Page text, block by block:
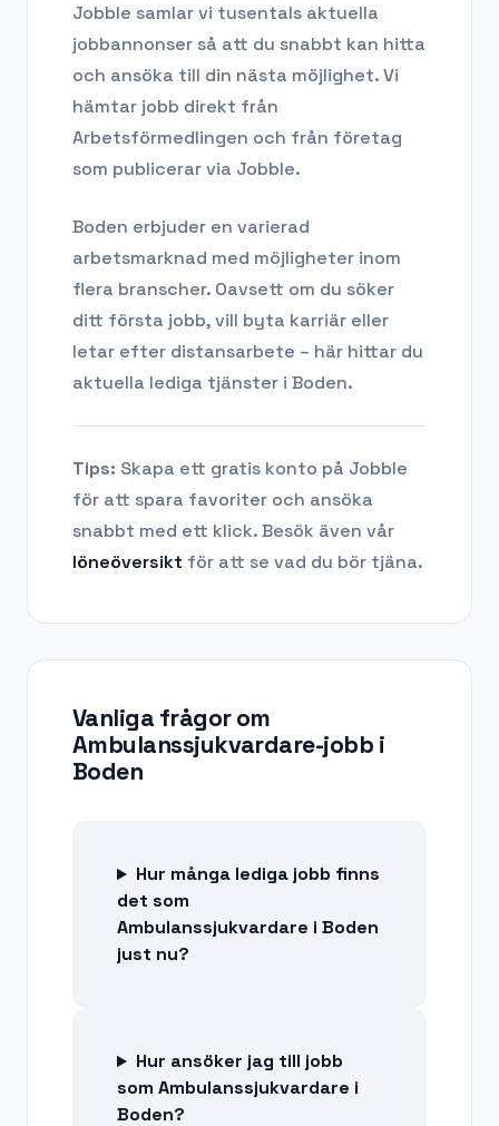
Jobble samlar vi tusentals aktuella
jobbannonser så att du snabbt kan hitta
och ansöka till din nästa möjlighet. Vi
hämtar jobb direkt från
Arbetsförmedlingen och från företag
som publicerar via Jobble.
Boden erbjuder en varierad
arbetsmarknad med möjligheter inom
flera branscher. Oavsett om du söker
ditt första jobb, vill byta karriär eller
letar efter distansarbete – här hittar du
aktuella lediga tjänster i Boden.
Tips: Skapa ett gratis konto på Jobble
för att spara favoriter och ansöka
snabbt med ett klick. Besök även vår
löneöversikt för att se vad du bör tjäna.
Vanliga frågor om
Ambulanssjukvardare-jobb i
Boden
Hur många lediga jobb finns
det som
Ambulanssjukvardare i Boden
just nu?
Hur ansöker jag till jobb
som Ambulanssjukvardare i
Boden?